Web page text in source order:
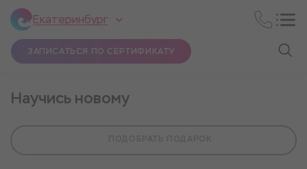
Екатеринбург
ЗАПИСАТЬСЯ ПО СЕРТИФИКАТУ
Научись новому